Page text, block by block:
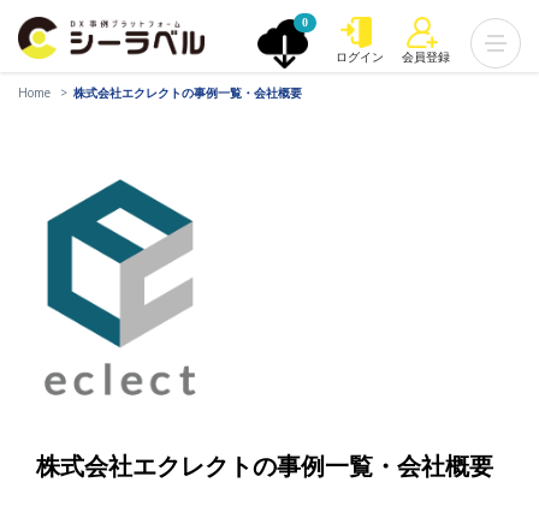
0
ログイン 会員登録
Home 株式会社エクレクトの事例一覧・会社概要
株式会社エクレクトの事例一覧・会社概要